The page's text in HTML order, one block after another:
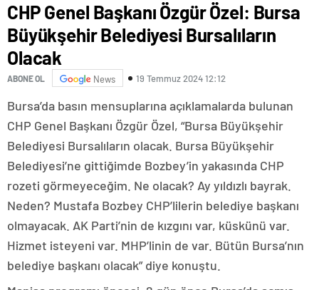
CHP Genel Başkanı Özgür Özel: Bursa
Büyükşehir Belediyesi Bursalıların
Olacak
ABONE OL News 19 Temmuz 2024 12:12
Bursa’da basın mensuplarına açıklamalarda bulunan
CHP Genel Başkanı Özgür Özel, “Bursa Büyükşehir
Belediyesi Bursalıların olacak. Bursa Büyükşehir
Belediyesi’ne gittiğimde Bozbey’in yakasında CHP
rozeti görmeyeceğim. Ne olacak? Ay yıldızlı bayrak.
Neden? Mustafa Bozbey CHP’lilerin belediye başkanı
olmayacak. AK Parti’nin de kızgını var, küskünü var.
Hizmet isteyeni var. MHP’linin de var. Bütün Bursa’nın
belediye başkanı olacak” diye konuştu.